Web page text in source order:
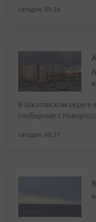
сегодня, 09:24
В Шкотовском округе
сообщение с
сегодня, 08:57